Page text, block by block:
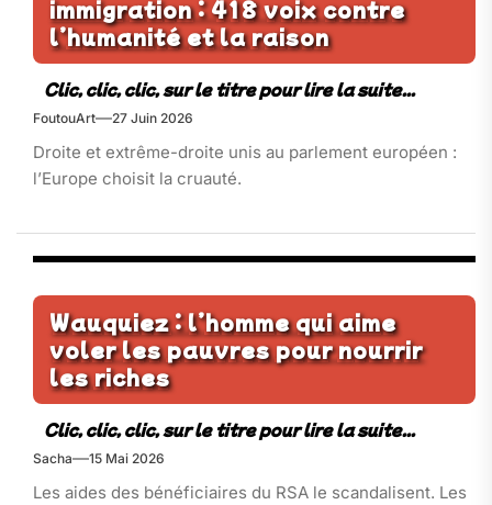
immigration : 418 voix contre
l’humanité et la raison
FoutouArt 27 Juin 2026
Droite et extrême-droite unis au parlement européen :
l’Europe choisit la cruauté.
Wauquiez : l’homme qui aime
voler les pauvres pour nourrir
les riches
Sacha 15 Mai 2026
Les aides des bénéficiaires du RSA le scandalisent. Les